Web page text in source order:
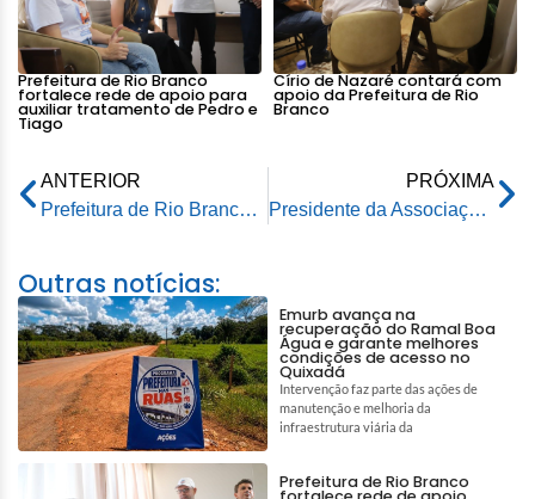
Prefeitura de Rio Branco
fortalece rede de apoio para
auxiliar tratamento de Pedro e
Tiago
Círio de Nazaré contará com
apoio da Prefeitura de Rio
Branco
ANTERIOR
Prefeitura de Rio Branco recebe alimentos da agricultura familiar destinados ao Restaurante Popular
PRÓXIMA
Presidente da Associação dos Municípios do Acre visita nova sede da Prefeitura do Bujari
Outras notícias:
Emurb avança na
recuperação do Ramal Boa
Água e garante melhores
condições de acesso no
Quixadá
Intervenção faz parte das ações de
manutenção e melhoria da
infraestrutura viária da
Prefeitura de Rio Branco